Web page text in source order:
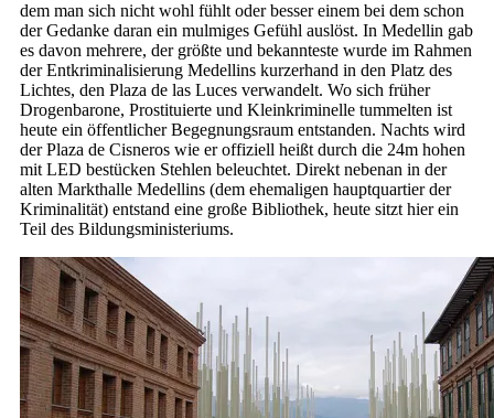
dem man sich nicht wohl fühlt oder besser einem bei dem schon
der Gedanke daran ein mulmiges Gefühl auslöst. In Medellin gab
es davon mehrere, der größte und bekannteste wurde im Rahmen
der Entkriminalisierung Medellins kurzerhand in den Platz des
Lichtes, den Plaza de las Luces verwandelt. Wo sich früher
Drogenbarone, Prostituierte und Kleinkriminelle tummelten ist
heute ein öffentlicher Begegnungsraum entstanden. Nachts wird
der Plaza de Cisneros wie er offiziell heißt durch die 24m hohen
mit LED bestücken Stehlen beleuchtet. Direkt nebenan in der
alten Markthalle Medellins (dem ehemaligen hauptquartier der
Kriminalität) entstand eine große Bibliothek, heute sitzt hier ein
Teil des Bildungsministeriums.